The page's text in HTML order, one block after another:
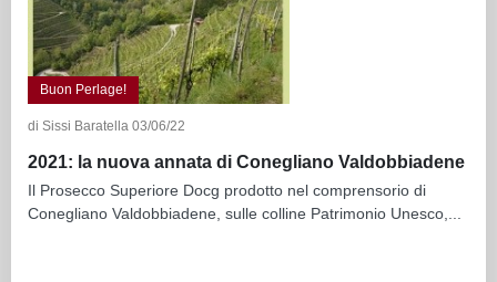
Buon Perlage!
di Sissi Baratella 03/06/22
2021: la nuova annata di Conegliano Valdobbiadene
Il Prosecco Superiore Docg prodotto nel comprensorio di
Conegliano Valdobbiadene, sulle colline Patrimonio Unesco,...